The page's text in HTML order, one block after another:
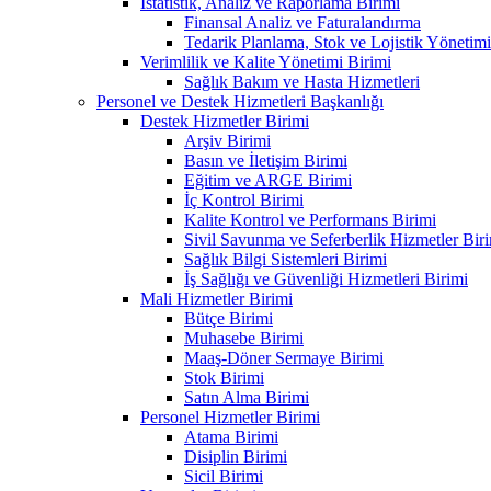
Finansal Analiz ve Faturalandırma
Tedarik Planlama, Stok ve Lojistik Yönetimi
Verimlilik ve Kalite Yönetimi Birimi
Sağlık Bakım ve Hasta Hizmetleri
Personel ve Destek Hizmetleri Başkanlığı
Destek Hizmetler Birimi
Arşiv Birimi
Basın ve İletişim Birimi
Eğitim ve ARGE Birimi
İç Kontrol Birimi
Kalite Kontrol ve Performans Birimi
Sivil Savunma ve Seferberlik Hizmetler
Sağlık Bilgi Sistemleri Birimi
İş Sağlığı ve Güvenliği Hizmetleri Birimi
Mali Hizmetler Birimi
Bütçe Birimi
Muhasebe Birimi
Maaş-Döner Sermaye Birimi
Stok Birimi
Satın Alma Birimi
Personel Hizmetler Birimi
Atama Birimi
Disiplin Birimi
Sicil Birimi